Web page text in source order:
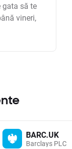
gata să te
vineri,
BARC.UK
Barclays PLC